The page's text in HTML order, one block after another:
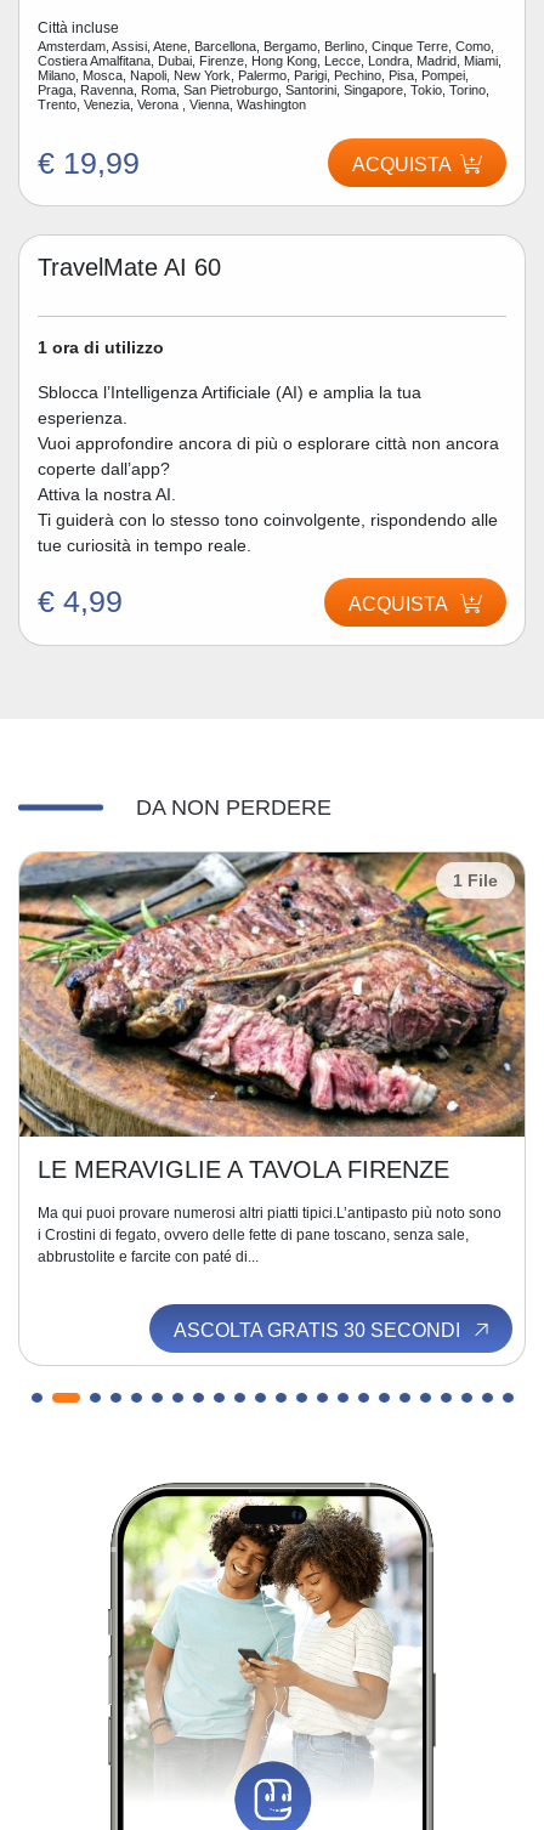
Città incluse
Amsterdam, Assisi, Atene, Barcellona, Bergamo, Berlino, Cinque Terre, Como,
Costiera Amalfitana, Dubai, Firenze, Hong Kong, Lecce, Londra, Madrid, Miami,
Milano, Mosca, Napoli, New York, Palermo, Parigi, Pechino, Pisa, Pompei,
Praga, Ravenna, Roma, San Pietroburgo, Santorini, Singapore, Tokio, Torino,
Trento, Venezia, Verona , Vienna, Washington
€ 19,99 ACQUISTA
TravelMate AI 60
1 ora di utilizzo
Sblocca l’Intelligenza Artificiale (AI) e amplia la tua
esperienza.
Vuoi approfondire ancora di più o esplorare città non ancora
coperte dall’app?
Attiva la nostra AI.
Ti guiderà con lo stesso tono coinvolgente, rispondendo alle
tue curiosità in tempo reale.
€ 4,99 ACQUISTA
DA NON PERDERE
1 File
LE MERAVIGLIE A TAVOLA FIRENZE
Ma qui puoi provare numerosi altri piatti tipici.L’antipasto più noto sono
i Crostini di fegato, ovvero delle fette di pane toscano, senza sale,
abbrustolite e farcite con paté di...
ASCOLTA GRATIS 30 SECONDI